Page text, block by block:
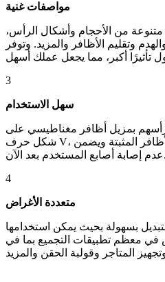
مواصفات غنية
من الأحجام وأشكال الرأس،
وتقليم الأظافر والمزيد. وتوفر
3
سهل الاستخدام
بمزيل أظافر مغناطيسي على
شكل حرف V، مما يجعل من السهل إزالة الأظافر المثبتة ويضمن
عدم إصابة أصابع المستخدم بعد الآن.
4
متعددة الأغراض
بسهولة بحيث يمكن استخدامها
في معظم تطبيقات التجميع بما في